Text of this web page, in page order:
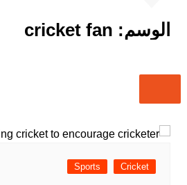
الوسم: cricket fan
Cricket
Sports